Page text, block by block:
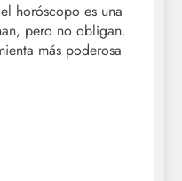
horóscopo es una
pero no obligan.
más poderosa